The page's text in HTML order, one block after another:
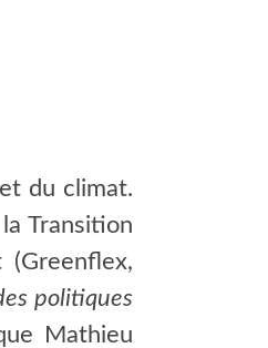
du climat.
Transition
politiques
Mathieu